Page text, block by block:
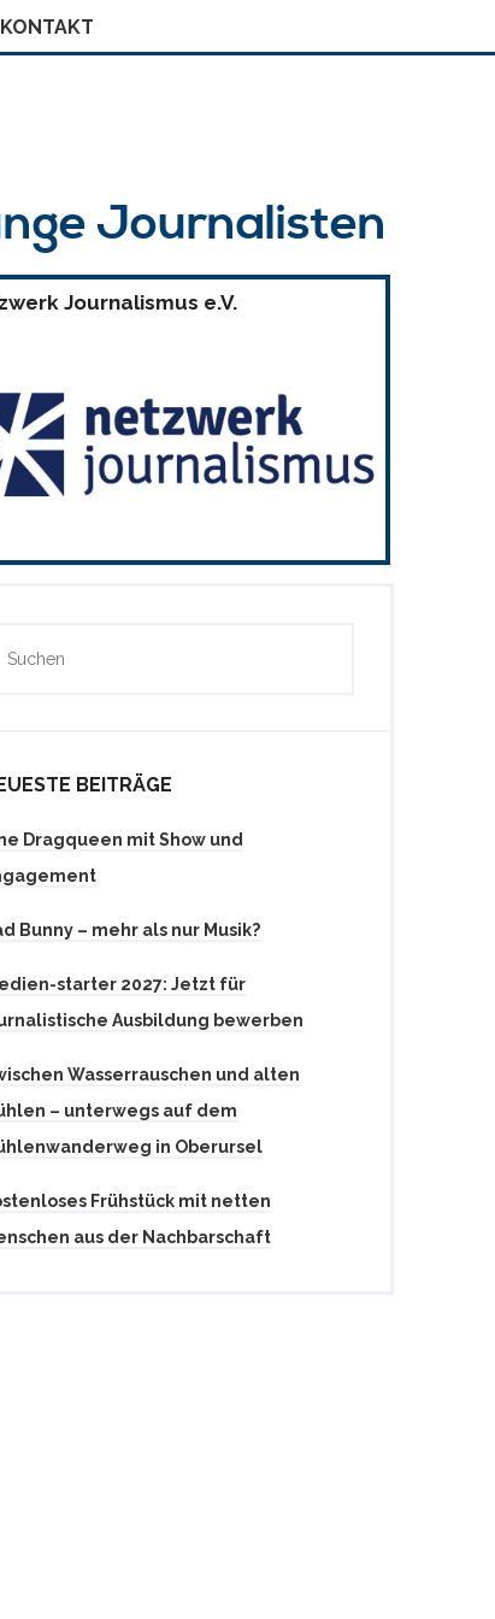
KONTAKT
Journalisten
Journalismus e.V.
BEITRÄGE
Dragqueen mit Show und
Bunny – mehr als nur Musik?
starter 2027: Jetzt für
Ausbildung bewerben
Wasserrauschen und alten
– unterwegs auf dem
in Oberursel
Frühstück mit netten
aus der Nachbarschaft